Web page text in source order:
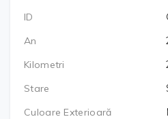
ID
An
Kilometri
Stare
Culoare Exterioară